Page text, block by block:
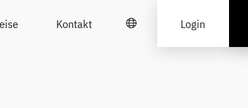
Kontakt Login